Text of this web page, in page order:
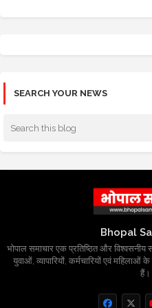
SEARCH YOUR NEWS
Bhopal
भोपाल समाचार एक प्रतिष्ठित और विश्वसनीय
युवाओं, व्यापारियों, कर्मचारियों एवं महिलाओं
हैं।